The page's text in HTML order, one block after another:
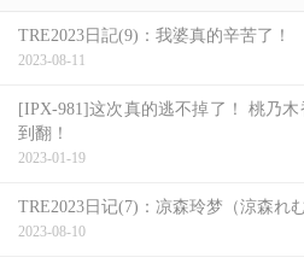
TRE2023日記(9)：我婆真的辛苦了！
2023-08-11
[IPX-981]这次真的逃不掉了！ 桃乃
到翻！
2023-01-19
TRE2023日记(7)：凉森玲梦（涼森れ
2023-08-10